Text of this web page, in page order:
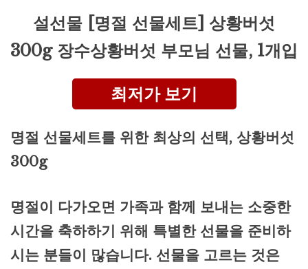
설선물 [명절 선물세트] 상황버섯
300g 장수상황버섯 부모님 선물, 1개입
최저가 보기
명절 선물세트를 위한 최상의 선택, 상황버섯
300g
명절이 다가오면 가족과 함께 보내는 소중한
시간을 축하하기 위해 특별한 선물을 준비하
시는 분들이 많습니다. 선물을 고르는 것은